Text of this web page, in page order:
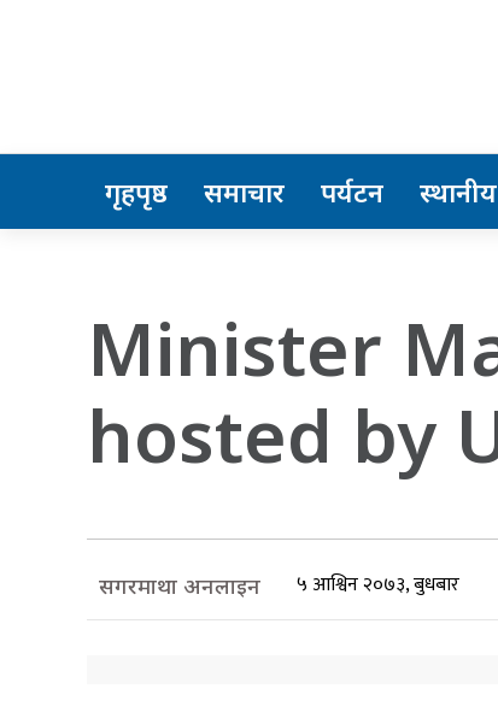
गृहपृष्ठ समाचार पर्यटन
Minister
hosted by
सगरमाथा अनलाइन ५ आश्विन २०७३, बुधबार